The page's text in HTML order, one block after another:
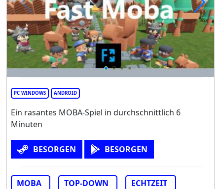
PC WINDOWS ANDROID
Ein rasantes MOBA-Spiel in durchschnittlich 6
Minuten
BESORGEN BESORGEN
MOBA TOP-DOWN
ECHTZEIT